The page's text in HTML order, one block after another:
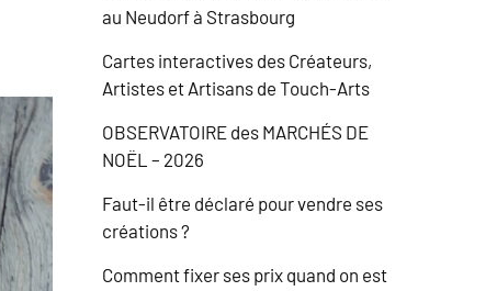
au Neudorf à Strasbourg
Cartes interactives des Créateurs,
Artistes et Artisans de Touch-Arts
OBSERVATOIRE des MARCHÉS DE
NOËL – 2026
Faut-il être déclaré pour vendre ses
créations ?
Comment fixer ses prix quand on est